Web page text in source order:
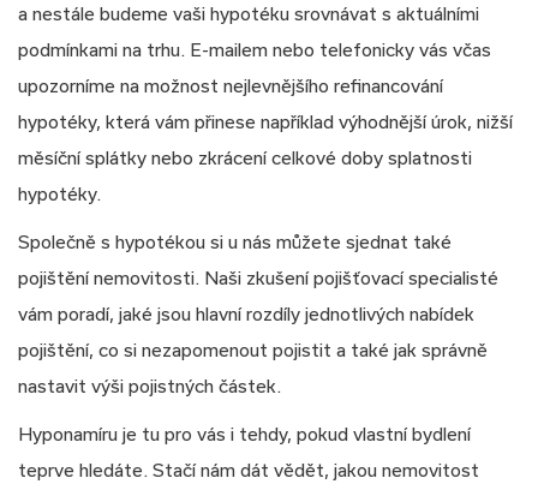
a nestále budeme vaši hypotéku srovnávat s aktuálními
podmínkami na trhu. E-mailem nebo telefonicky vás včas
upozorníme na možnost nejlevnějšího refinancování
hypotéky, která vám přinese například výhodnější úrok, nižší
měsíční splátky nebo zkrácení celkové doby splatnosti
hypotéky.
Společně s hypotékou si u nás můžete sjednat také
pojištění nemovitosti. Naši zkušení pojišťovací specialisté
vám poradí, jaké jsou hlavní rozdíly jednotlivých nabídek
pojištění, co si nezapomenout pojistit a také jak správně
nastavit výši pojistných částek.
Hyponamíru je tu pro vás i tehdy, pokud vlastní bydlení
teprve hledáte. Stačí nám dát vědět, jakou nemovitost